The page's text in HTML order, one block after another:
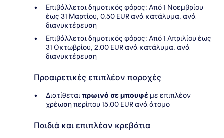
Επιβάλλεται δημοτικός φόρος: Από 1 Νοεμβρίου
έως 31 Μαρτίου, 0.50 EUR ανά κατάλυμα, ανά
διανυκτέρευση
Επιβάλλεται δημοτικός φόρος: Από 1 Απριλίου έως
31 Οκτωβρίου, 2.00 EUR ανά κατάλυμα, ανά
διανυκτέρευση
Προαιρετικές επιπλέον παροχές
Διατίθεταιπρωινό σε μπουφέ με επιπλέον
χρέωση περίπου 15.00 EUR ανά άτομο
Παιδιά και επιπλέον κρεβάτια